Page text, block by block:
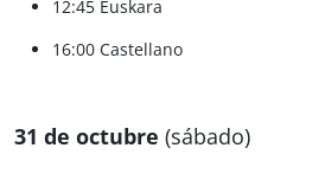
12:45 Euskara
16:00 Castellano
31 de octubre (sábado)